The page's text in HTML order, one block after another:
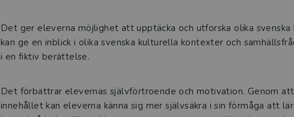
Det ger eleverna möjlighet att upptäcka och utforska olika
kan ge en inblick i olika svenska kulturella kontexter och
i en fiktiv berättelse.
Det förbättrar elevernas självförtroende och motivation. Genom
innehållet kan eleverna känna sig mer självsäkra i sin förmåga att